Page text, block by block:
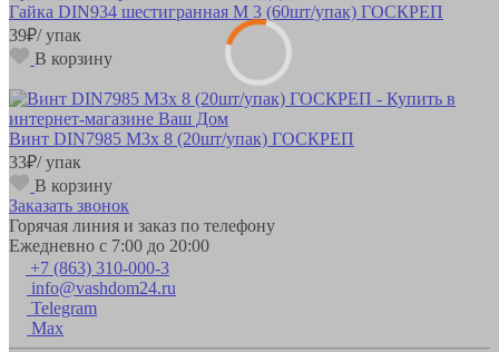
Гайка DIN934 шестигранная М 3 (60шт/упак) ГОСКРЕП
39₽/ упак
В корзину
Винт DIN7985 М3х 8 (20шт/упак) ГОСКРЕП
33₽/ упак
В корзину
Заказать звонок
Горячая линия и заказ по телефону
Ежедневно с 7:00 до 20:00
+7 (863) 310-000-3
info@vashdom24.ru
Telegram
Max